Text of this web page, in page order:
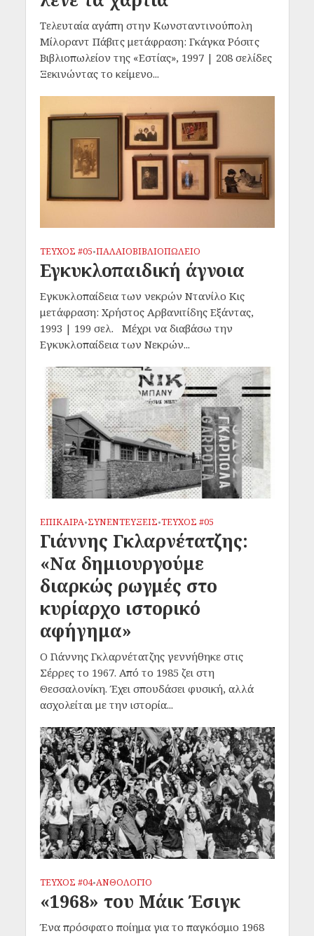
Τελευταία αγάπη στην Κωνσταντινούπολη
Μίλοραντ Πάβιτς μετάφραση: Γκάγκα Ρόσιτς
Βιβλιοπωλείον της «Εστίας», 1997 | 208 σελίδες
Ξεκινώντας το κείμενο...
ΤΕΥΧΟΣ #05•ΠΑΛΑΙΟΒΙΒΛΙΟΠΩΛΕΙΟ
Εγκυκλοπαιδική άγνοια
Εγκυκλοπαίδεια των νεκρών Ντανίλο Κις
μετάφραση: Χρήστος Αρβανιτίδης Εξάντας,
1993 | 199 σελ. Μέχρι να διαβάσω την
Εγκυκλοπαίδεια των Νεκρών...
ΕΠΙΚΑΙΡΑ•ΣΥΝΕΝΤΕΥΞΕΙΣ•ΤΕΥΧΟΣ #05
Γιάννης Γκλαρνέτατζης:
«Να δημιουργούμε
διαρκώς ρωγμές στο
κυρίαρχο ιστορικό
αφήγημα»
Ο Γιάννης Γκλαρνέτατζης γεννήθηκε στις
Σέρρες το 1967. Από το 1985 ζει στη
Θεσσαλονίκη. Έχει σπουδάσει φυσική, αλλά
ασχολείται με την ιστορία...
ΤΕΥΧΟΣ #04•ΑΝΘΟΛΟΓΙΟ
«1968» του Μάικ Έσιγκ
Ένα πρόσφατο ποίημα για το παγκόσμιο 1968